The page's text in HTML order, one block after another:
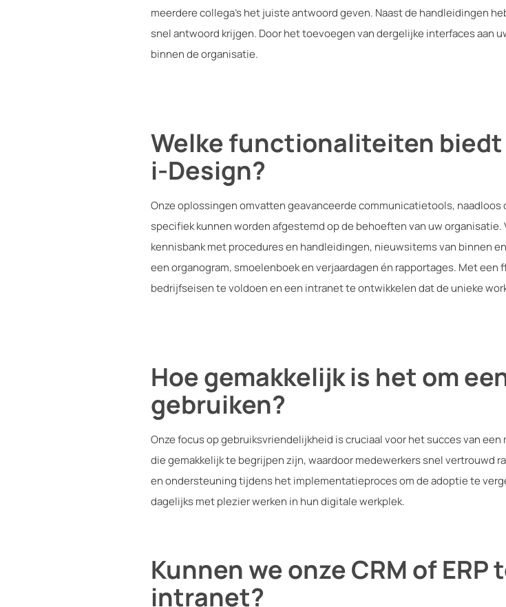
meerdere collega’s het juiste antwoord geven. Naast de handleidingen
snel antwoord krijgen. Door het toevoegen van dergelijke interfaces aan
binnen de organisatie.
Welke functionaliteiten
i-Design?
Onze oplossingen omvatten geavanceerde communicatietools,
specifiek kunnen worden afgestemd op de behoeften van uw
kennisbank met procedures en handleidingen, nieuwsitems van binnen
een organogram, smoelenboek en verjaardagen én rapportages. Met
bedrijfseisen te voldoen en een intranet te ontwikkelen dat de unieke
Hoe gemakkelijk is het om
gebruiken?
Onze focus op gebruiksvriendelijkheid is cruciaal voor het succes van
die gemakkelijk te begrijpen zijn, waardoor medewerkers snel vertrouwd
en ondersteuning tijdens het implementatieproces om de adoptie te
dagelijks met plezier werken in hun digitale werkplek.
Kunnen we onze CRM of
intranet?